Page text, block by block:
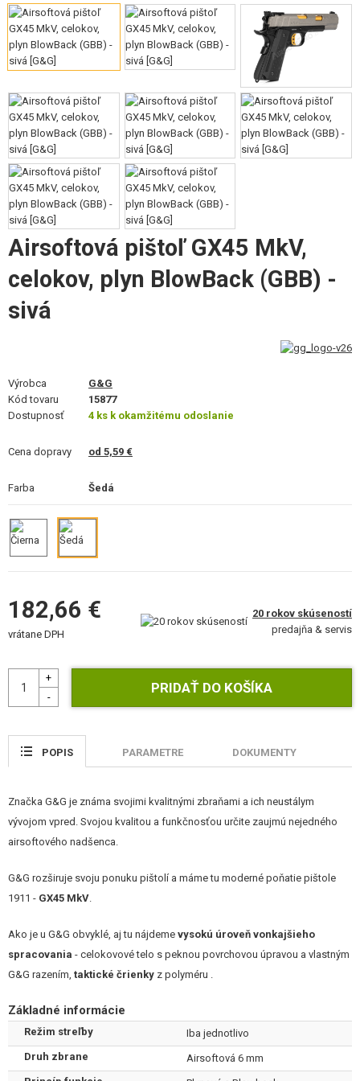
VÝSTROJ, UNIFORMY, PÚZDRA
MASKOVANIE, FARBY, PÁSKY
DOPLNKY K ZBRANIAM, POPRUHY
NÁHRADNÉ DIELY ZBRANÍ, UPGRADE
SERVIS A ÚDRŽBA ZBRANÍ
SEBAOBRANA, VÝCVIK, NOŽE
OUTDOOR A BUSHCRAFT
REKLAMNÉ PREDMETY
NOVÝ TOVAR
ZĽAVY, AKCIE
Airsoftová pištoľ GX45 MkV,
celokov, plyn BlowBack (GBB) -
sivá
Výrobca
G&G
Kód tovaru
15877
Dostupnosť
4 ks k okamžitému odoslanie
Cena dopravy od 5,59 €
Farba Šedá
182,66 €
vrátane DPH
20 rokov skúseností
predajňa & servis
POPIS PARAMETRE DOKUMENTY
Značka G&G je známa svojimi kvalitnými zbraňami a ich neustálym
vývojom vpred. Svojou kvalitou a funkčnosťou určite zaujmú nejedného
airsoftového nadšenca.
G&G rozširuje svoju ponuku pištolí a máme tu moderné poňatie pištole
1911 - GX45 MkV
Ako je u G&G obvyklé, aj tu nájdeme vysokú úroveň vonkajšieho
spracovania - celokovové telo s peknou povrchovou úpravou a vlastným
G&G razením, taktické črienky z polyméru .
Záver je odľahčený, s vyrazeným logom GX45. Odľahčené sú aj spúšť a
kohútik. Všetkyovládacie prvky
sú funkčné - dlaňová poistka,
obojstranná poistka záveru, záchyt záveru a zásobníka. Na ráme pištole je
vygravírované unikátnesériové číslopištole. Samozrejmosťou u G&G je
Základné informácie
Režim streľby
Iba jednotlivo
Druh zbrane
Airsoftová 6 mm